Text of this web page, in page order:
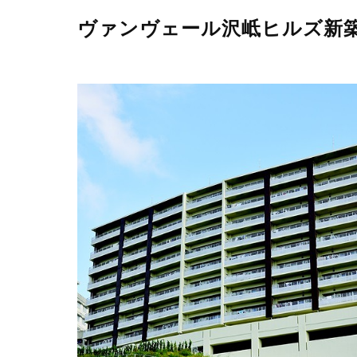
ヴァンヴェール沢岻ヒルズ新